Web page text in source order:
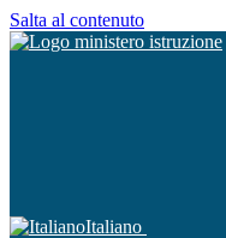
Salta al contenuto
Italiano